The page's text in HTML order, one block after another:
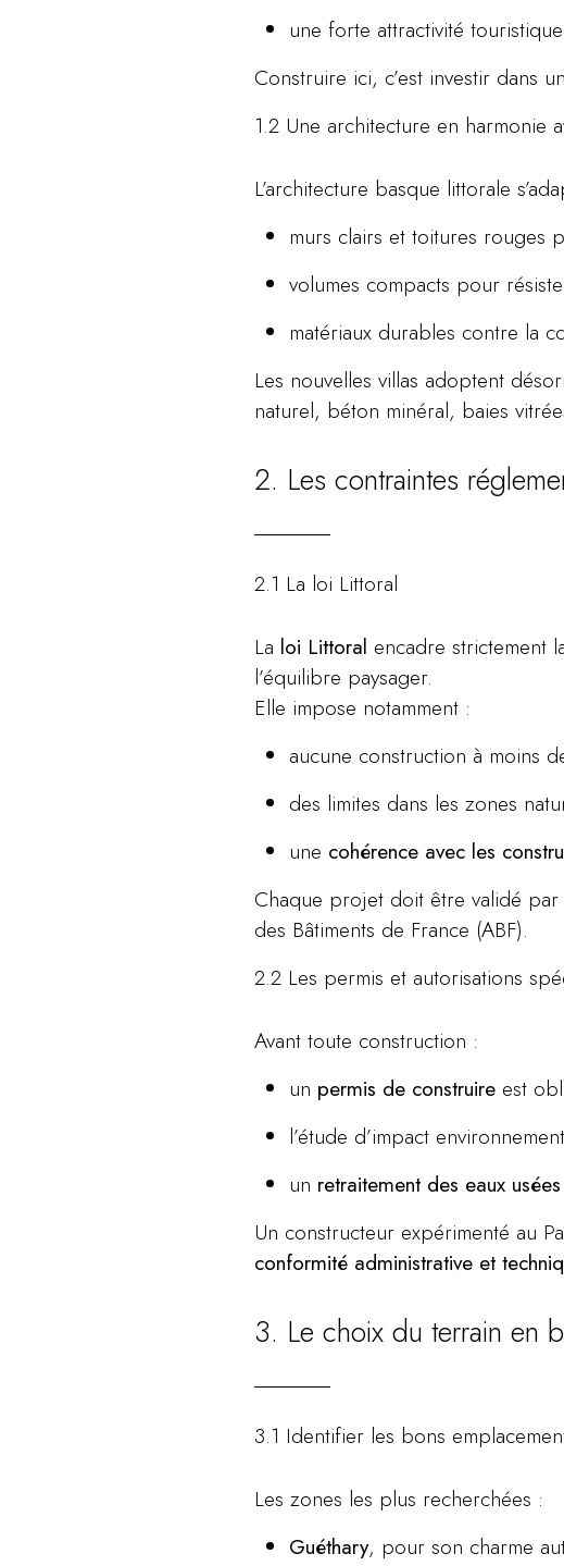
une forte attractivité
Construire ici, c’est investir dans un
1.2 Une architecture en harmonie
L’architecture basque littorale
murs clairs et toitures rouges
volumes compacts pour
matériaux durables contre la
Les nouvelles villas adoptent
naturel, béton minéral, baies
2. Les contraintes
2.1 La loi Littoral
La loi Littoral encadre strictement
l’équilibre paysager.
Elle impose notamment :
aucune construction à moins
des limites dans les zones
une cohérence avec les
Chaque projet doit être validé par
des Bâtiments de France (ABF).
2.2 Les permis et autorisations
Avant toute construction :
un permis de construire est
l’étude d’impact
un retraitement des eaux usées
Un constructeur expérimenté au
conformité administrative et
3. Le choix du terrain en
3.1 Identifier les bons
Les zones les plus recherchées :
Guéthary, pour son charme